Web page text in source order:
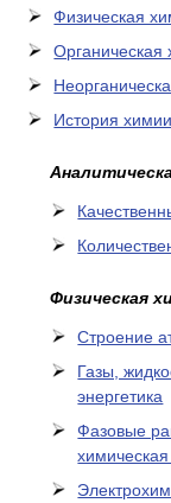
Физическая
Органическая
История химии
Физическая
Cтроение
Газы,
энергетика
Фазовые
химическая